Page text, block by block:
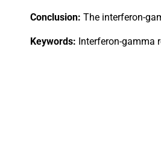
Conclusion: The interferon-
Keywords: Interferon-gamma